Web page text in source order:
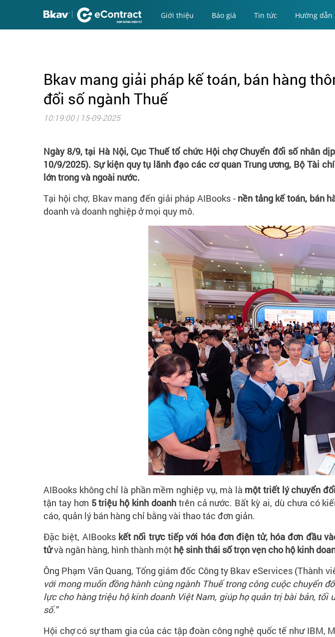
Giới thiệu Báo giá Tin tức Hướng dẫn
Bkav mang giải pháp kế toán, bán hàng
đổi số ngành Thuế
10:19:00 | 15-09-2025
Ngày 8/9, tại Hà Nội, Cục Thuế tổ chức Hội chợ Chuyển đổi số nhân
10/9/2025). Sự kiện quy tụ lãnh đạo các cơ quan Trung ương, Bộ Tài
lớn trong và ngoài nước.
Tại hội chợ, Bkav mang đến giải pháp AIBooks - nền tảng kế toán, bán
doanh và doanh nghiệp ở mọi quy mô.
AIBooks không chỉ là phần mềm nghiệp vụ, mà là một triết lý chuyển
tận tay hơn 5 triệu hộ kinh doanh trên cả nước. Bất kỳ ai, dù chưa có
cáo, quản lý bán hàng chỉ bằng vài thao tác đơn giản.
Đặc biệt, AIBooks kết nối trực tiếp với hóa đơn điện tử, hóa đơn đầu
tửvà ngân hàng, hình thành một hệ sinh thái số trọn vẹn cho hộ kinh
Ông Phạm Văn Quang, Tổng giám đốc Công ty Bkav eServices (Thành
với mong muốn đồng hành cùng ngành Thuế trong công cuộc chuyển
lực cho hàng triệu hộ kinh doanh Việt Nam, giúp họ quản trị bài bản,
số.”
Hội chợ có sự tham gia của các tập đoàn công nghệ quốc tế như IBM,